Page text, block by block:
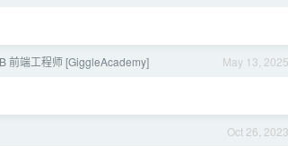
May 13, 2025
前端工程师 [GiggleAcademy]
Oct 26, 2023